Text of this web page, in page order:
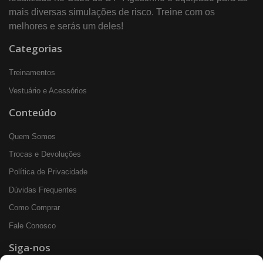
mais diversas simulações de risco. Treine com os
melhores e serás um deles!
Categorias
Treinamentos
Vestuário e Acessórios
Conteúdo
Quem Somos
Trocas e Devoluções
Política de Privacidade
Dúvidas Frequentes
Como Comprar
Fale Conosco
Siga-nos